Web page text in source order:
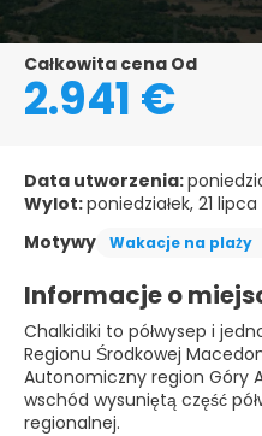
Całkowita cena Od
2.941 €
Data utworzenia:
Wylot:poniedziałek, 21 lipca
Motywy
Wakacje na plaży
Informacje o
Chalkidiki to półwysep i
Regionu Środkowej
Autonomiczny region Góry
wschód wysuniętą część
regionalnej.